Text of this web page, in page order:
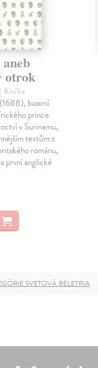
otrok
| Kniha
bizarní
prince
v Surinamu,
textům z
románu,
první anglické
SVETOVÁ BELETRIA